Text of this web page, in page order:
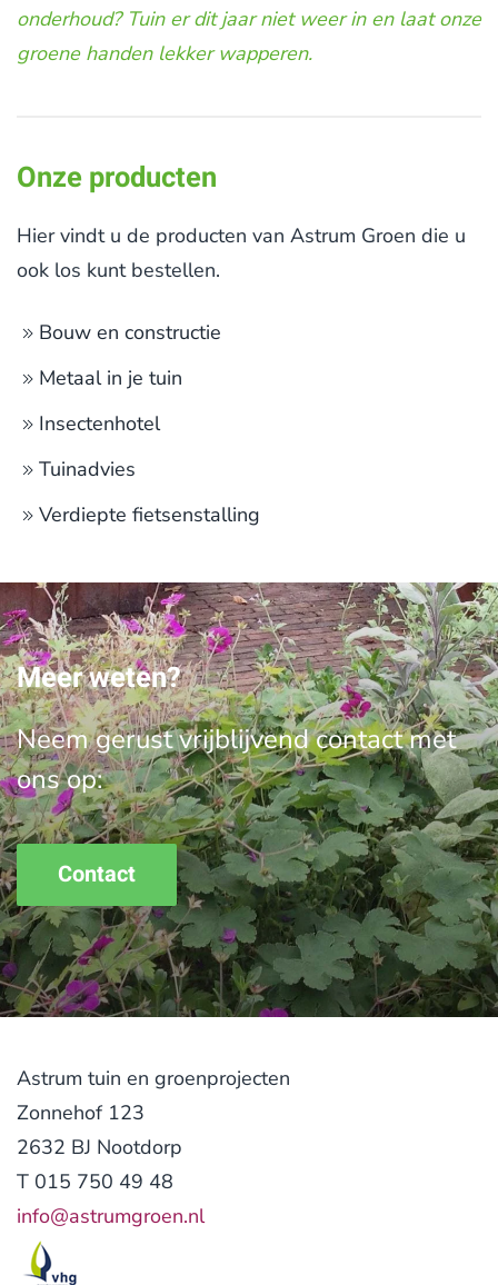
onderhoud? Tuin er dit jaar niet weer in en laat onze
groene handen lekker wapperen.
Onze producten
Hier vindt u de producten van Astrum Groen die u
ook los kunt bestellen.
Bouw en constructie
Metaal in je tuin
Insectenhotel
Tuinadvies
Verdiepte fietsenstalling
Meer weten?
Neem gerust vrijblijvend contact met
ons op:
Contact
Astrum tuin en groenprojecten
Zonnehof 123
2632 BJ Nootdorp
T 015 750 49 48
info@astrumgroen.nl